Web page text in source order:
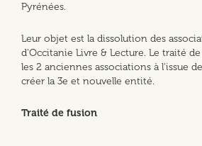
Pyrénées.
Leur objet est la dissolution des
d'Occitanie Livre & Lecture. Le traité
les 2 anciennes associations à l'issue
créer la 3e et nouvelle entité.
Traité de fusion